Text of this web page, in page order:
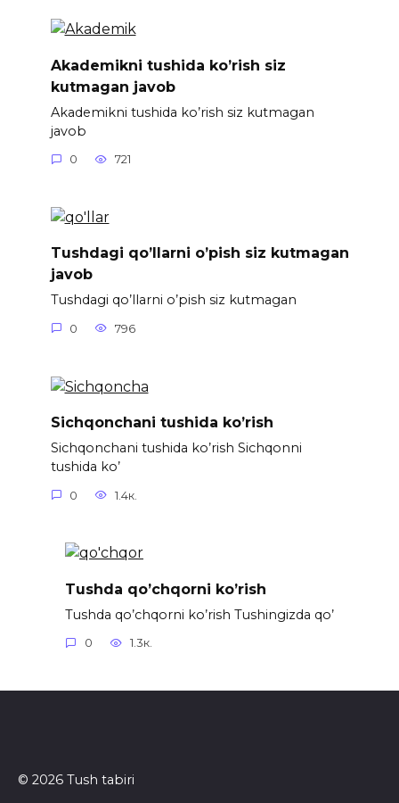
Akademikni tushida ko’rish siz
kutmagan javob
Akademikni tushida ko’rish siz kutmagan
javob
0 721
Tushdagi qo’llarni o’pish siz kutmagan
javob
Tushdagi qo’llarni o’pish siz kutmagan
0 796
Sichqonchani tushida ko’rish
Sichqonchani tushida ko’rish Sichqonni
tushida ko’
0 1.4к.
Tushda qo’chqorni ko’rish
Tushda qo’chqorni ko’rish Tushingizda qo’
0 1.3к.
© 2026 Tush tabiri